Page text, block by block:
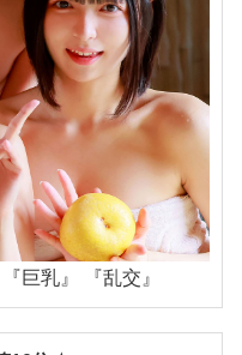
巨乳』 『乱交』